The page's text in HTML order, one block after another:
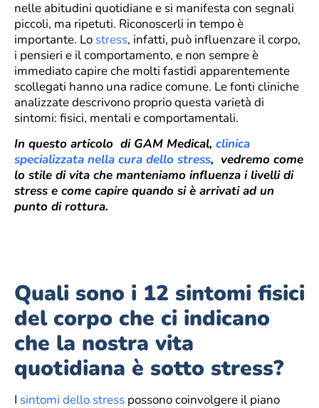
nelle abitudini quotidiane e si manifesta con segnali
piccoli, ma ripetuti. Riconoscerli in tempo è
importante. Lo stress, infatti, può influenzare il corpo,
i pensieri e il comportamento, e non sempre è
immediato capire che molti fastidi apparentemente
scollegati hanno una radice comune. Le fonti cliniche
analizzate descrivono proprio questa varietà di
sintomi: fisici, mentali e comportamentali.
In questo articolo di GAM Medical, clinica
specializzata nella cura dello stress, vedremo come
lo stile di vita che manteniamo influenza i livelli di
stress e come capire quando si è arrivati ad un
punto di rottura.
Quali sono i 12 sintomi fisici
del corpo che ci indicano
che la nostra vita
quotidiana è sotto stress?
I sintomi dello stress possono coinvolgere il piano